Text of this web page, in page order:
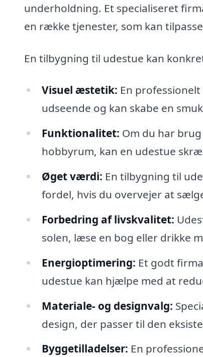
underholdning. Et specialiseret
en række tjenester, som kan
En tilbygning til udestue kan
Visuel æstetik: En
udseende og kan skabe en
Funktionalitet: Om du har
hobbyrum, kan en udestue
Øget værdi: En tilbygning til
fordel, hvis du overvejer at
Forbedring af livskvalitet:
solen, læse en bog eller drikke
Energioptimering: Et godt
udestue kan hjælpe med at
Materiale- og designvalg:
design, der passer til den
Byggetilladelser: En